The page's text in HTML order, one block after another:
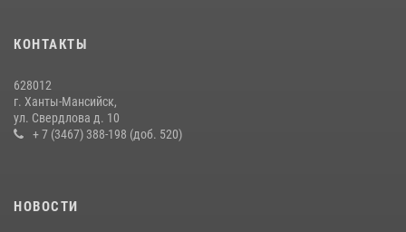
11 июля 2026, 12:26
КОНТАКТЫ
628012
г. Ханты-Мансийск,
ул. Свердлова д. 10
+ 7 (3467) 388-198 (доб. 520)
НОВОСТИ